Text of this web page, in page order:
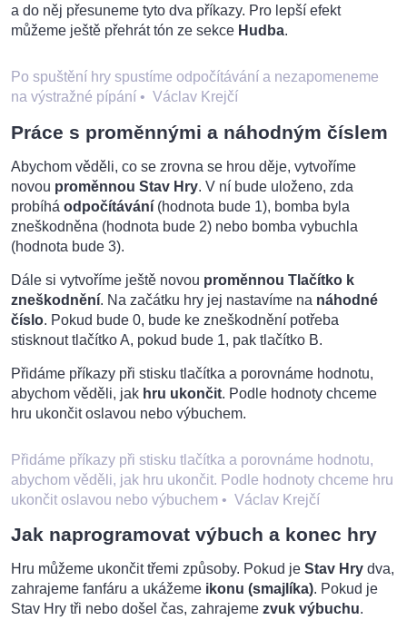
a do něj přesuneme tyto dva příkazy. Pro lepší efekt
můžeme ještě přehrát tón ze sekce Hudba.
Po spuštění hry spustíme odpočítávání a nezapomeneme
na výstražné pípání • Václav Krejčí
Práce s proměnnými a náhodným číslem
Abychom věděli, co se zrovna se hrou děje, vytvoříme
novou proměnnou Stav Hry. V ní bude uloženo, zda
probíhá odpočítávání (hodnota bude 1), bomba byla
zneškodněna (hodnota bude 2) nebo bomba vybuchla
(hodnota bude 3).
Dále si vytvoříme ještě novou proměnnou Tlačítko k
zneškodnění. Na začátku hry jej nastavíme na náhodné
číslo. Pokud bude 0, bude ke zneškodnění potřeba
stisknout tlačítko A, pokud bude 1, pak tlačítko B.
Přidáme příkazy při stisku tlačítka a porovnáme hodnotu,
abychom věděli, jak hru ukončit. Podle hodnoty chceme
hru ukončit oslavou nebo výbuchem.
Přidáme příkazy při stisku tlačítka a porovnáme hodnotu,
abychom věděli, jak hru ukončit. Podle hodnoty chceme hru
ukončit oslavou nebo výbuchem • Václav Krejčí
Jak naprogramovat výbuch a konec hry
Hru můžeme ukončit třemi způsoby. Pokud je Stav Hry dva,
zahrajeme fanfáru a ukážeme ikonu (smajlíka). Pokud je
Stav Hry tři nebo došel čas, zahrajeme zvuk výbuchu.